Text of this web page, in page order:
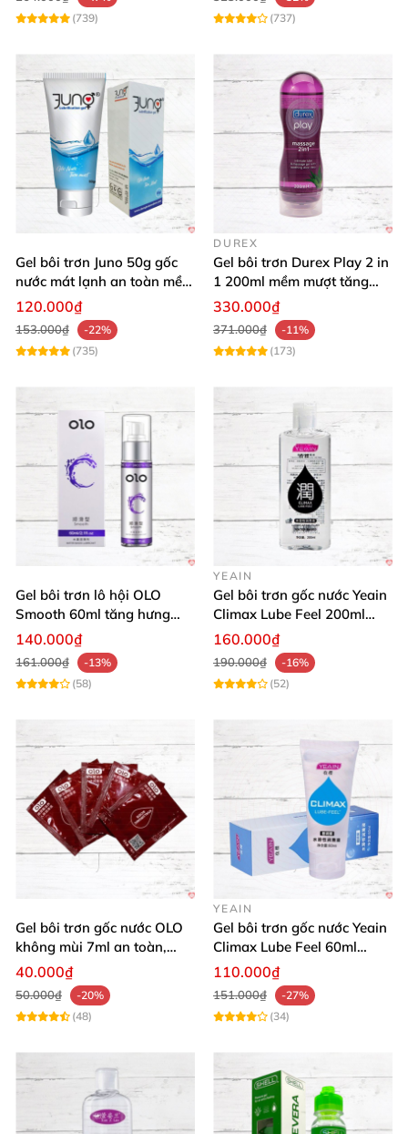
(739)
(737)
Gel bôi trơn Juno 50g gốc
nước mát lạnh an toàn mềm
mại
120.000₫
153.000₫
-22%
(735)
DUREX
Gel bôi trơn Durex Play 2 in
1 200ml mềm mượt tăng
khoái cảm
330.000₫
371.000₫
-11%
(173)
Gel bôi trơn lô hội OLO
Smooth 60ml tăng hưng
phấn, dễ chịu
140.000₫
161.000₫
-13%
(58)
YEAIN
Gel bôi trơn gốc nước Yeain
Climax Lube Feel 200ml
chất lượng
160.000₫
190.000₫
-16%
(52)
Gel bôi trơn gốc nước OLO
không mùi 7ml an toàn,
chất lượng
40.000₫
50.000₫
-20%
(48)
YEAIN
Gel bôi trơn gốc nước Yeain
Climax Lube Feel 60ml
Thăng hoa tối ưu
110.000₫
151.000₫
-27%
(34)